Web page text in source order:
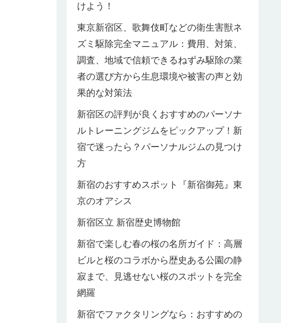
けよう！
東京新宿区、歌舞伎町などの衛生害獣ネ
ズミ駆除完全マニュアル：費用、対策、
調査、地域で信頼できるねずみ駆除の業
者の選び方から生息環境や被害の声と効
果的な対策法
新宿区の評判が良くおすすめのパーソナ
ルトレーニングジムをピックアップ！新
宿で迷ったら？パーソナルジムの見つけ
方
新宿のおすすめスポット『新宿御苑』東
京のオアシス
新宿区立 新宿歴史博物館
新宿で楽しむ春の桜の名所ガイド：高層
ビルと桜のコラボから歴史ある公園の静
寂まで、見逃せない桜のスポットを完全
網羅
新宿でファクタリングなら：おすすめの